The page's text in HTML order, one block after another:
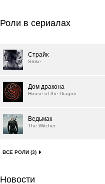
Роли в сериалах
Страйк
Strike
Дом дракона
House of the Dragon
Ведьмак
The Witcher
ВСЕ РОЛИ (3)
Новости